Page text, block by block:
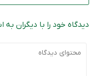
دیدگاه خود را با دیگران به